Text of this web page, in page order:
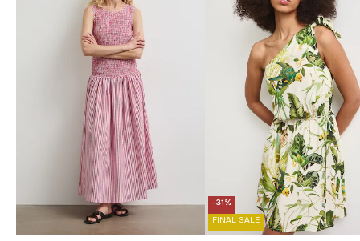
-31%
FINAL SALE